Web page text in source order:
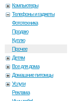
Компьютеры
Телефоны и гаджеты
Фототехника
Продаю
Куплю
Прочее
Детям
Все для дома
Домашние питомцы
Услуги
Реклама